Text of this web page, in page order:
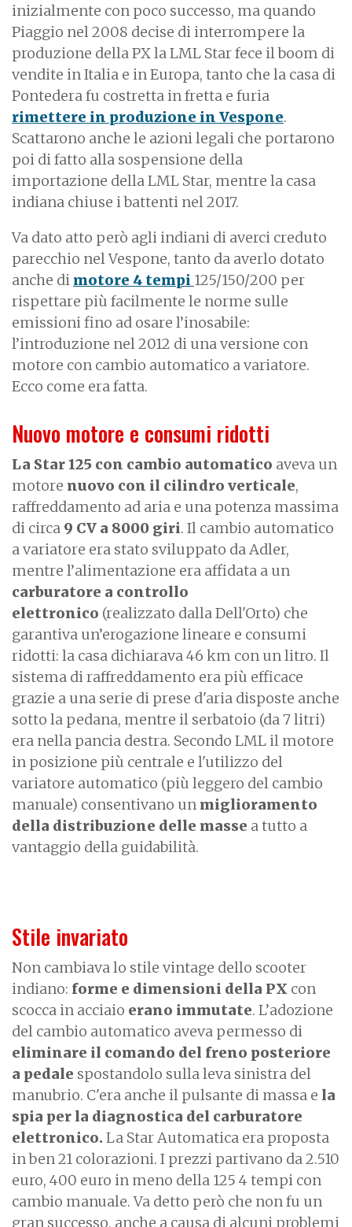
inizialmente con poco successo, ma quando
Piaggio nel 2008 decise di interrompere la
produzione della PX la LML Star fece il boom di
vendite in Italia e in Europa, tanto che la casa di
Pontedera fu costretta in fretta e furia
rimettere in produzione in Vespone.
Scattarono anche le azioni legali che portarono
poi di fatto alla sospensione della
importazione della LML Star, mentre la casa
indiana chiuse i battenti nel 2017.
Va dato atto però agli indiani di averci creduto
parecchio nel Vespone, tanto da averlo dotato
anche di motore 4 tempi 125/150/200 per
rispettare più facilmente le norme sulle
emissioni fino ad osare l’inosabile:
l’introduzione nel 2012 di una versione con
motore con cambio automatico a variatore.
Ecco come era fatta.
Nuovo motore e consumi ridotti
La Star125 con cambio automatico aveva un
motore nuovo con il cilindro verticale,
raffreddamento ad aria e una potenza massima
di circa 9 CV a 8000 giri. Il cambio automatico
a variatore era stato sviluppato da Adler,
mentre l’alimentazione era affidata a un
carburatore a controllo
elettronico (realizzato dalla Dell'Orto) che
garantiva un’erogazione lineare e consumi
ridotti: la casa dichiarava 46 km con un litro. Il
sistema di raffreddamento era più efficace
grazie a una serie di prese d'aria disposte anche
sotto la pedana, mentre il serbatoio (da 7 litri)
era nella pancia destra. Secondo LML il motore
in posizione più centrale e l'utilizzo del
variatore automatico (più leggero del cambio
manuale) consentivano un miglioramento
della distribuzione delle masse a tutto a
vantaggio della guidabilità.
Stile invariato
Non cambiava lo stile vintage dello scooter
indiano: forme e dimensioni della PX con
scocca in acciaio erano immutate. L’adozione
del cambio automatico aveva permesso di
eliminare il comando del freno posteriore
a pedale spostandolo sulla leva sinistra del
manubrio. C'era anche il pulsante di massa e la
spia per la diagnostica del carburatore
elettronico. La Star Automatica era proposta
in ben 21 colorazioni. I prezzi partivano da 2.510
euro, 400 euro in meno della 125 4 tempi con
cambio manuale. Va detto però che non fu un
gran successo, anche a causa di alcuni problemi